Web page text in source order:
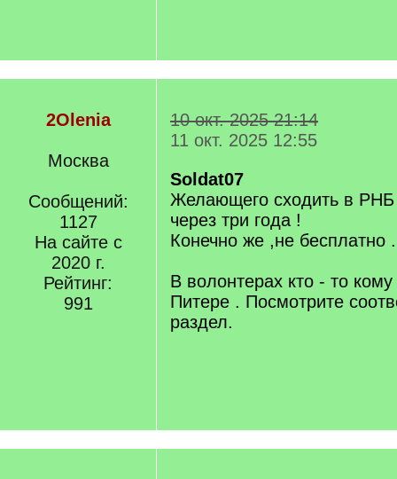
2Olenia
Москва
Сообщений:
1127
На сайте с
2020 г.
Рейтинг:
991
10 окт. 2025 21:14
11 окт. 2025 12:55
Soldat07
Желающего сходить в РНБ
через три года !
Конечно же ,не бесплатно .
В волонтерах кто - то
Питере . Посмотрите
раздел.